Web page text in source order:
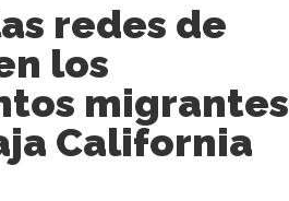
redes de
los
migrantes
California